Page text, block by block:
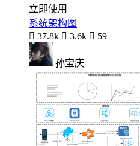
立即使用
系统架构图
 37.8k  3.6k  59
孙宝庆